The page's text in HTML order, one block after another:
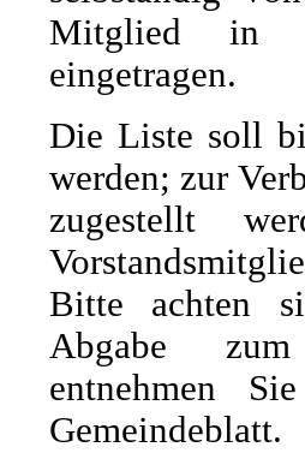
Mitglied in
eingetragen.
Die Liste soll
werden; zur
zugestellt
Bitte achten
Abgabe zum
entnehmen
Gemeindeblatt.